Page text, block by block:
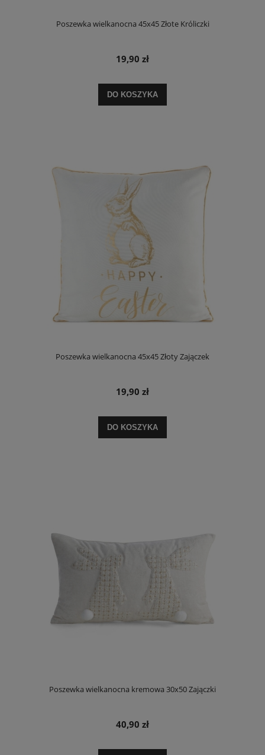
Poszewka wielkanocna 45x45 Złote Króliczki
19,90 zł
DO KOSZYKA
Poszewka wielkanocna 45x45 Złoty Zajączek
19,90 zł
DO KOSZYKA
Poszewka wielkanocna kremowa 30x50 Zajączki
40,90 zł